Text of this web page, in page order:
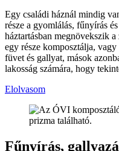
Egy családi háznál mindig
része a gyomlálás, fűnyírás
háztartásban megnövekszik
egy része komposztálja,
füvet és gallyat, mások
lakosság számára, hogy
Elolvasom
Fűnyírás,